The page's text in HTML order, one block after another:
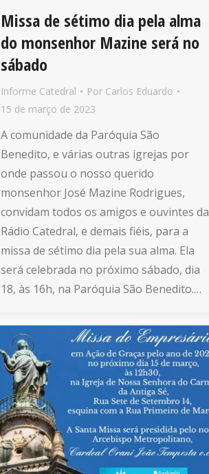
Missa de sétimo dia pela alma
do monsenhor Mazine será no
sábado
Informe Catedral Por Carlos Eduardo
15 de março de 2023
A comunidade da Paróquia São
Benedito, e várias outras igrejas por
onde passou o nosso querido
monsenhor José Mazine Rodrigues,
convidam todos os amigos e ouvintes da
Rádio Catedral, e demais fiéis, para a
missa de sétimo dia pela sua alma. Ela
será celebrada no próximo sábado, dia
18, às 16h, na Paróquia São Benedito.…